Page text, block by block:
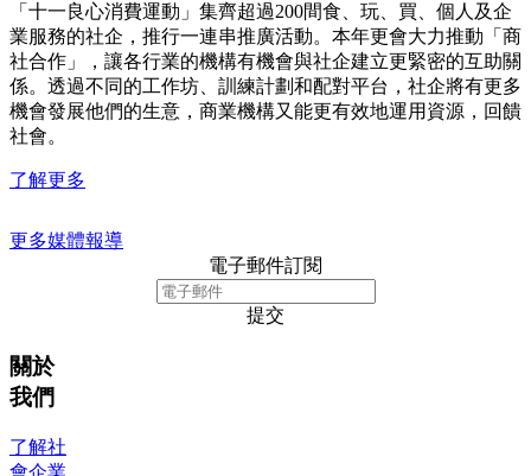
「十一良心消費運動」集齊超過200間食、玩、買、個人及企
業服務的社企，推行一連串推廣活動。本年更會大力推動「商
社合作」，讓各行業的機構有機會與社企建立更緊密的互助關
係。透過不同的工作坊、訓練計劃和配對平台，社企將有更多
機會發展他們的生意，商業機構又能更有效地運用資源，回饋
社會。
了解更多
更多媒體報導
電子郵件訂閱
提交
關於
我們
了解社
會企業